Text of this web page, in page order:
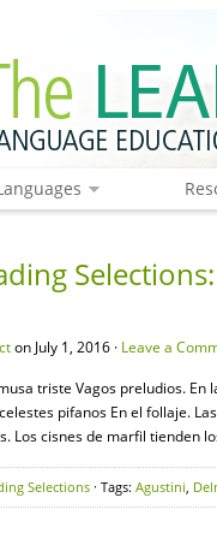
on July 1, 2016 · Leave a
triste Vagos preludios. En
pifanos En el follaje.
Los cisnes de marfil tienden
Selections· Tags: Agustini,